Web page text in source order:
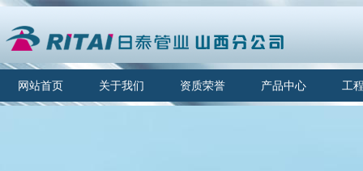
网站首页 关于我们 资质荣誉 产品中心 工